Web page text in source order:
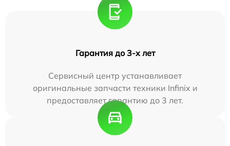
Гарантия до 3-х лет
Сервисный центр устанавливает
оригинальные запчасти техники Infinix и
предоставляет гарантию до 3 лет.